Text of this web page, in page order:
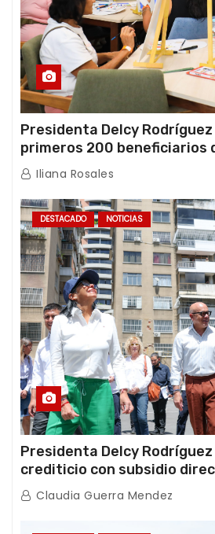
Presidenta Delcy
primeros 200 beneficiarios
de los Abuelos “La
Iliana Rosales
DESTACADO NOTICIAS
Presidenta Delcy
crediticio con subsidio
con Juntas de Condominio
Claudia Guerra Mendez